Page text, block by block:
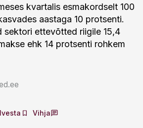
kvartalis esmakordselt 100
aastaga 10 protsenti.
sektori ettevõtted riigile 15,4
ehk 14 protsenti rohkem
Vihja